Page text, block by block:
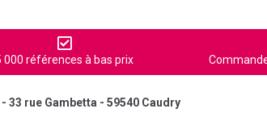
000 références à bas prix
33 rue Gambetta - 59540 Caudry